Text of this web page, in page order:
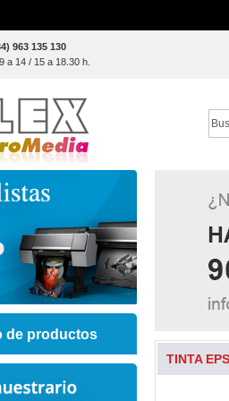
963 135 130
a 14 / 15 a 18.30 h.
TINTA
de productos